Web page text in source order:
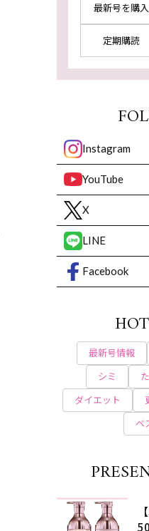
最新号を購入
定期購読
Instagram
YouTube
X
LINE
Facebook
最新号情報
シミ
ダイエット
ベ